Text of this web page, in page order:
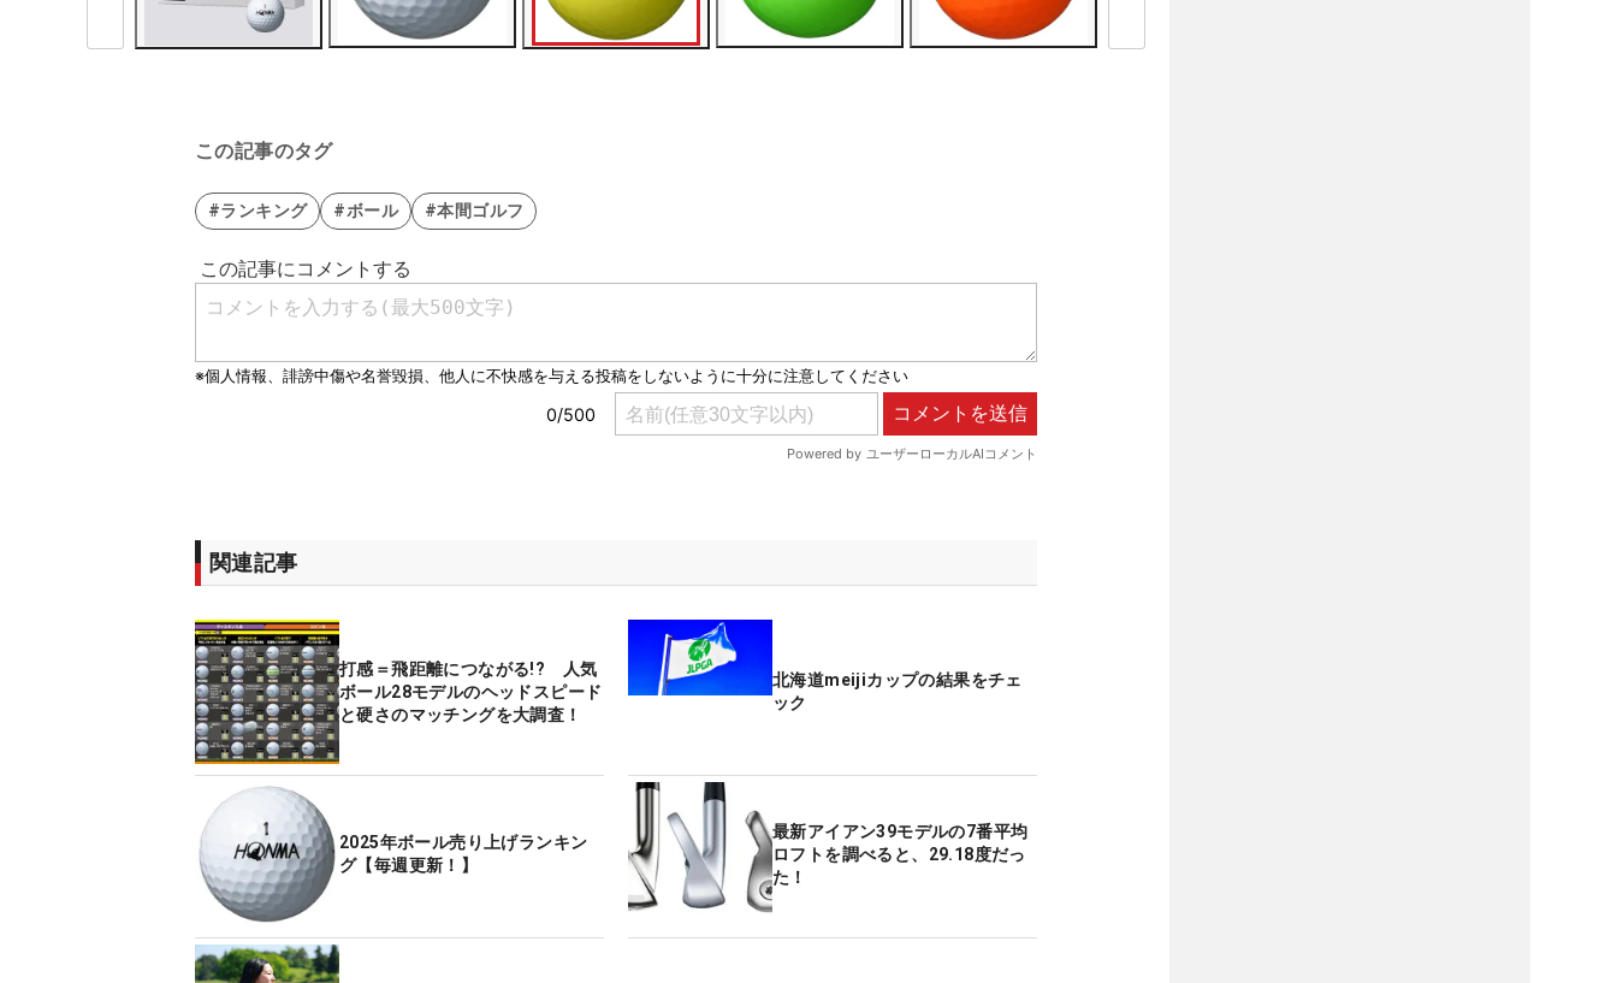
この記事のタグ
#ランキング #ボール #本間ゴルフ
関連記事
打感＝飛距離につながる!? 人気
ボール28モデルのヘッドスピード
と硬さのマッチングを大調査！
北海道meijiカップの結果をチェ
ック
2025年ボール売り上げランキン
グ【毎週更新！】
最新アイアン39モデルの7番平均
ロフトを調べると、29.18度だっ
た！